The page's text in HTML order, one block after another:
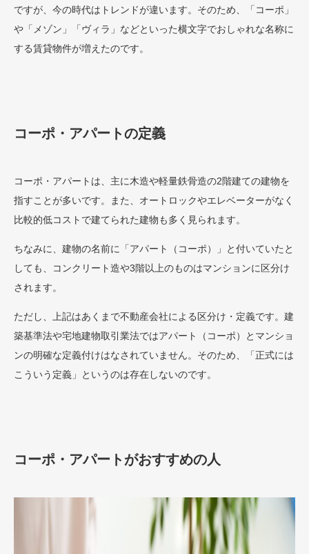
ですが、今の時代はトレンドが違います。そのため、「コーポ」
や「メゾン」「ヴィラ」などといった横文字でおしゃれな名称に
する賃貸物件が増えたのです。
コーポ・アパートの定義
コーポ・アパートは、主に木造や軽量鉄骨造の2階建ての建物を
指すことが多いです。また、オートロックやエレベーターがなく
比較的低コストで建てられた建物も多く見られます。
ちなみに、建物の名前に「アパート（コーポ）」と付いていたと
しても、コンクリート造や3階以上のものはマンションに区分け
されます。
ただし、上記はあくまで不動産会社による区分け・定義です。建
築基準法や宅地建物取引業法ではアパート（コーポ）とマンショ
ンの明確な定義付けはなされていません。そのため、「正式には
こういう定義」というのは存在しないのです。
コーポ・アパートがおすすめの人